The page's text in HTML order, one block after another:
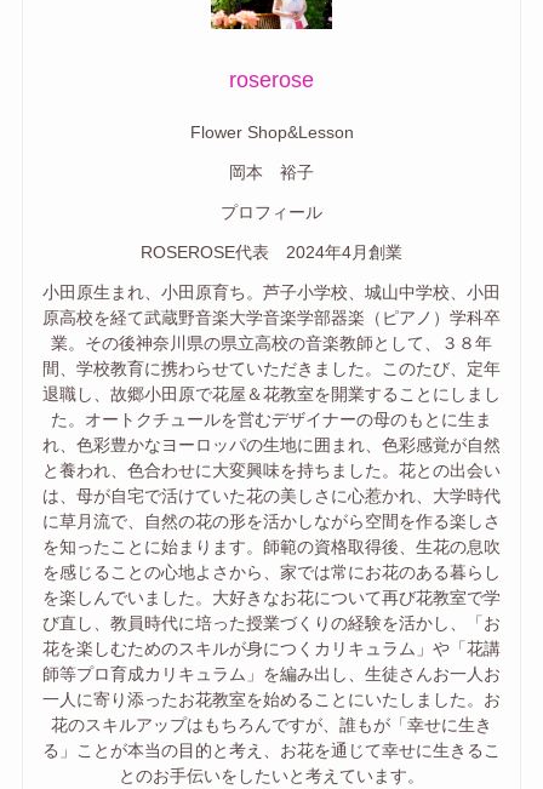
roserose
Flower Shop&Lesson
岡本 裕子
プロフィール
ROSEROSE代表 2024年4月創業
小田原生まれ、小田原育ち。芦子小学校、城山中学校、小田
原高校を経て武蔵野音楽大学音楽学部器楽（ピアノ）学科卒
業。その後神奈川県の県立高校の音楽教師として、３８年
間、学校教育に携わらせていただきました。このたび、定年
退職し、故郷小田原で花屋＆花教室を開業することにしまし
た。オートクチュールを営むデザイナーの母のもとに生ま
れ、色彩豊かなヨーロッパの生地に囲まれ、色彩感覚が自然
と養われ、色合わせに大変興味を持ちました。花との出会い
は、母が自宅で活けていた花の美しさに心惹かれ、大学時代
に草月流で、自然の花の形を活かしながら空間を作る楽しさ
を知ったことに始まります。師範の資格取得後、生花の息吹
を感じることの心地よさから、家では常にお花のある暮らし
を楽しんでいました。大好きなお花について再び花教室で学
び直し、教員時代に培った授業づくりの経験を活かし、「お
花を楽しむためのスキルが身につくカリキュラム」や「花講
師等プロ育成カリキュラム」を編み出し、生徒さんお一人お
一人に寄り添ったお花教室を始めることにいたしました。お
花のスキルアップはもちろんですが、誰もが「幸せに生き
る」ことが本当の目的と考え、お花を通じて幸せに生きるこ
とのお手伝いをしたいと考えています。